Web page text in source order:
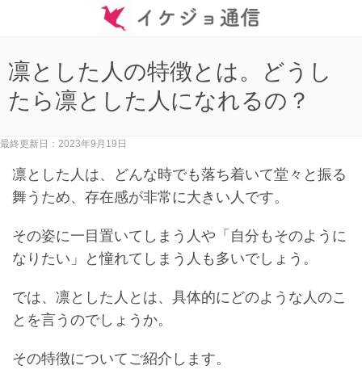
凛とした人の特徴とは。どうし
たら凛とした人になれるの？
最終更新日：2023年9月19日
凛とした人は、どんな時でも落ち着いて堂々と振る
舞うため、存在感が非常に大きい人です。
その姿に一目置いてしまう人や「自分もそのように
なりたい」と憧れてしまう人も多いでしょう。
では、凛とした人とは、具体的にどのような人のこ
とを言うのでしょうか。
その特徴についてご紹介します。